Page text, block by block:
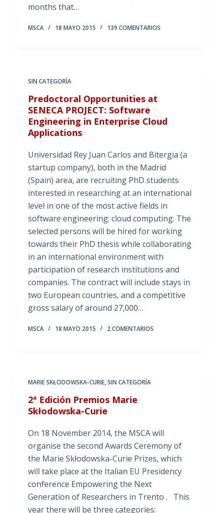
months that…
MSCA 18 MAYO 2015 139 COMENTARIOS
SIN CATEGORÍA
Predoctoral Opportunities at
SENECA PROJECT: Software
Engineering in Enterprise Cloud
Applications
Universidad Rey Juan Carlos and Bitergia (a
startup company), both in the Madrid
(Spain) area, are recruiting PhD students
interested in researching at an international
level in one of the most active fields in
software engineering: cloud computing. The
selected persons will be hired for working
towards their PhD thesis while collaborating
in an international environment with
participation of research institutions and
companies. The contract will include stays in
two European countries, and a competitive
gross salary of around 27,000…
MSCA 18 MAYO 2015 2 COMENTARIOS
MARIE SKŁODOWSKA-CURIE,SIN CATEGORÍA
2ª Edición Premios Marie
Skłodowska-Curie
On 18 November 2014, the MSCA will
organise the second Awards Ceremony of
the Marie Skłodowska-Curie Prizes, which
will take place at the Italian EU Presidency
conference Empowering the Next
Generation of Researchers in Trento . This
year there will be three categories: